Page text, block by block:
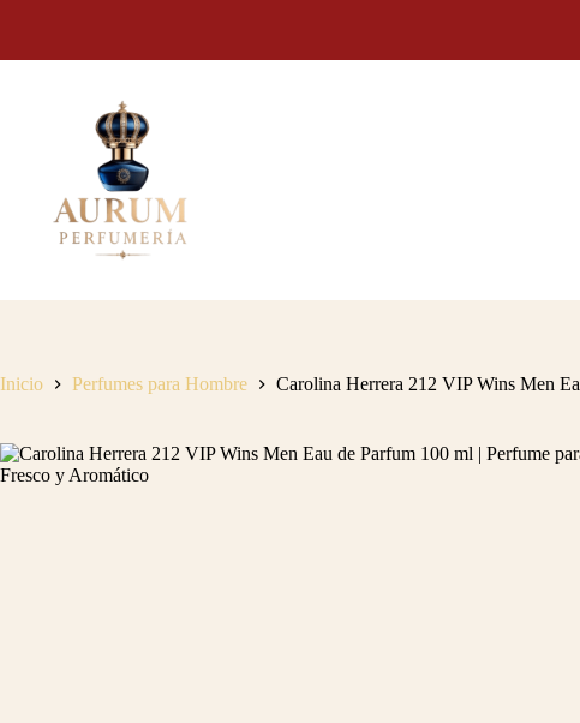
Inicio Perfumes para Hombre Carolina Herrera 212 VIP Wins Men